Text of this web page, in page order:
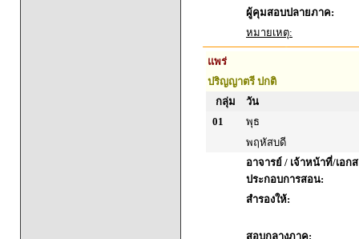
ผู้คุมสอบปลายภาค:
หมายเหตุ:
แพร่
ปริญญาตรี ปกติ
กลุ่ม
วัน
01
พุธ
พฤหัสบดี
อาจารย์ / เจ้าหน้าที่/เอก
ประกอบการสอน:
สำรองให้:
สอบกลางภาค: